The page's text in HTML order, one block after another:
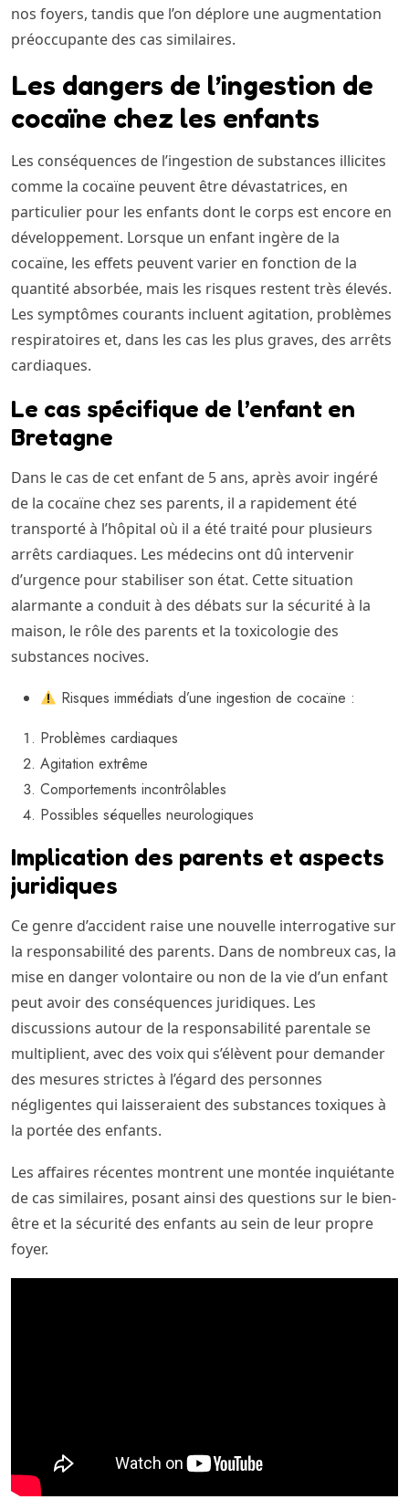
nos foyers, tandis que l’on déplore une augmentation
préoccupante des cas similaires.
Les dangers de l’ingestion de
cocaïne chez les enfants
Les conséquences de l’ingestion de substances illicites
comme la cocaïne peuvent être dévastatrices, en
particulier pour les enfants dont le corps est encore en
développement. Lorsque un enfant ingère de la
cocaïne, les effets peuvent varier en fonction de la
quantité absorbée, mais les risques restent très élevés.
Les symptômes courants incluent agitation, problèmes
respiratoires et, dans les cas les plus graves, des arrêts
cardiaques.
Le cas spécifique de l’enfant en
Bretagne
Dans le cas de cet enfant de 5 ans, après avoir ingéré
de la cocaïne chez ses parents, il a rapidement été
transporté à l’hôpital où il a été traité pour plusieurs
arrêts cardiaques. Les médecins ont dû intervenir
d’urgence pour stabiliser son état. Cette situation
alarmante a conduit à des débats sur la sécurité à la
maison, le rôle des parents et la toxicologie des
substances nocives.
Risques immédiats d’une ingestion de cocaïne :
Problèmes cardiaques
Agitation extrême
Comportements incontrôlables
Possibles séquelles neurologiques
Implication des parents et aspects
juridiques
Ce genre d’accident raise une nouvelle interrogative sur
la responsabilité des parents. Dans de nombreux cas, la
mise en danger volontaire ou non de la vie d’un enfant
peut avoir des conséquences juridiques. Les
discussions autour de la responsabilité parentale se
multiplient, avec des voix qui s’élèvent pour demander
des mesures strictes à l’égard des personnes
négligentes qui laisseraient des substances toxiques à
la portée des enfants.
Les affaires récentes montrent une montée inquiétante
de cas similaires, posant ainsi des questions sur le bien-
être et la sécurité des enfants au sein de leur propre
foyer.